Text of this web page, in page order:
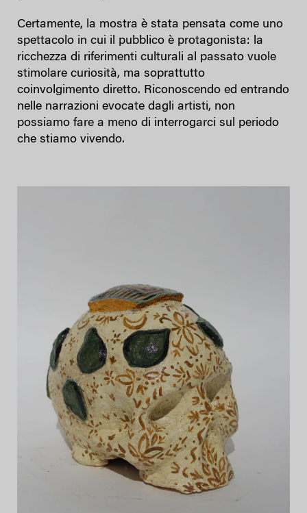
Certamente, la mostra è stata pensata come uno
spettacolo in cui il pubblico è protagonista: la
ricchezza di riferimenti culturali al passato vuole
stimolare curiosità, ma soprattutto
coinvolgimento diretto. Riconoscendo ed entrando
nelle narrazioni evocate dagli artisti, non
possiamo fare a meno di interrogarci sul periodo
che stiamo vivendo.